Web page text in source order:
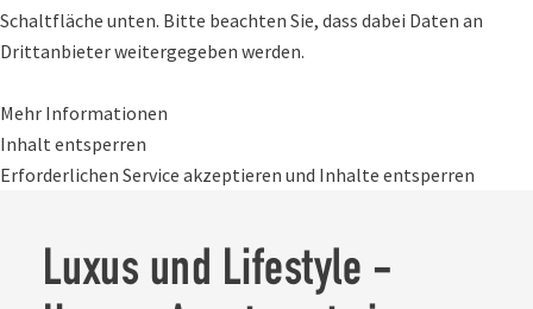
Sie sehen gerade einen Platzhalterinhalt vonGoogle Maps
Um auf den eigentlichen Inhalt zuzugreifen, klicken Sie auf die
Drittanbieter weitergegeben werden.
Mehr Informationen